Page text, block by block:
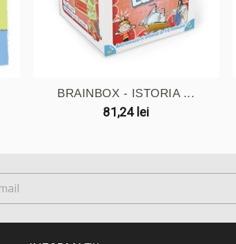
BRAINBOX - ISTORIA ...
81,24 lei